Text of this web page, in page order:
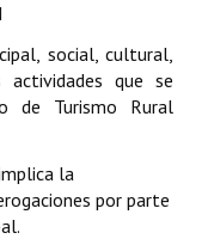
social, cultural,
que se
de Turismo Rural
la
por parte